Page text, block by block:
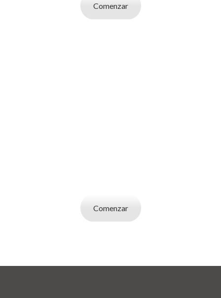
Comenzar
Comenzar